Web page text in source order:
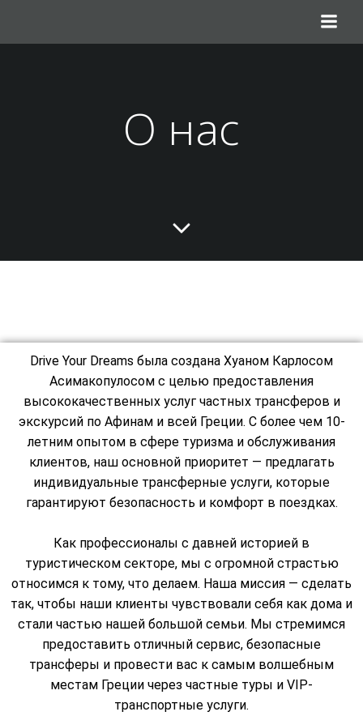
О нас
Drive Your Dreams была создана Хуаном Карлосом
Асимакопулосом с целью предоставления
высококачественных услуг частных трансферов и
экскурсий по Афинам и всей Греции. С более чем 10-
летним опытом в сфере туризма и обслуживания
клиентов, наш основной приоритет — предлагать
индивидуальные трансферные услуги, которые
гарантируют безопасность и комфорт в поездках.
Как профессионалы с давней историей в
туристическом секторе, мы с огромной страстью
относимся к тому, что делаем. Наша миссия — сделать
так, чтобы наши клиенты чувствовали себя как дома и
стали частью нашей большой семьи. Мы стремимся
предоставить отличный сервис, безопасные
трансферы и провести вас к самым волшебным
местам Греции через частные туры и VIP-
транспортные услуги.